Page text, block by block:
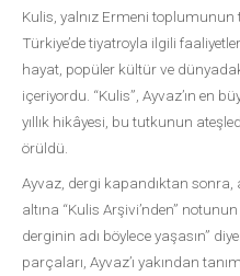
Kulis, yalnız Ermeni toplumunun
Türkiye’de tiyatroyla ilgili
hayat, popüler kültür ve
içeriyordu. “Kulis”, Ayvaz’ın en
yıllık hikâyesi, bu tutkunun
örüldü.
Ayvaz, dergi kapandıktan sonra,
altına “Kulis Arşivi’nden”
derginin adı böylece yaşasın”
parçaları, Ayvaz’ı yakından